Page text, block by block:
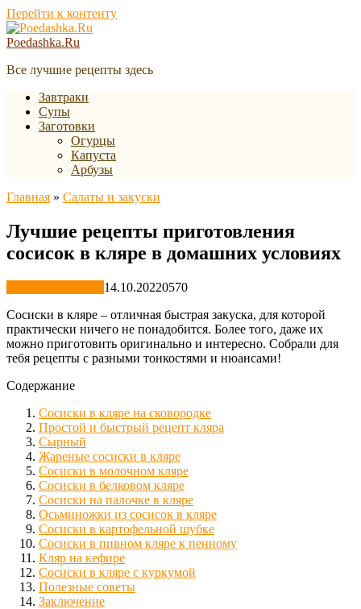
Перейти к контенту
Poedashka.Ru
Все лучшие рецепты здесь
Завтраки
Супы
Заготовки
Огурцы
Капуста
Арбузы
Главная » Салаты и закуски
Лучшие рецепты приготовления
сосисок в кляре в домашних условиях
14.10.20220570
Сосиски в кляре – отличная быстрая закуска, для которой
практически ничего не понадобится. Более того, даже их
можно приготовить оригинально и интересно. Собрали для
тебя рецепты с разными тонкостями и нюансами!
Содержание
Сосиски в кляре на сковородке
Простой и быстрый рецепт кляра
Сырный
Жареные сосиски в кляре
Сосиски в молочном кляре
Сосиски в белковом кляре
Сосиски на палочке в кляре
Осьминожки из сосисок в кляре
Сосиски в картофельной шубке
Сосиски в пивном кляре к пенному
Кляр на кефире
Сосиски в кляре с куркумой
Полезные советы
Заключение